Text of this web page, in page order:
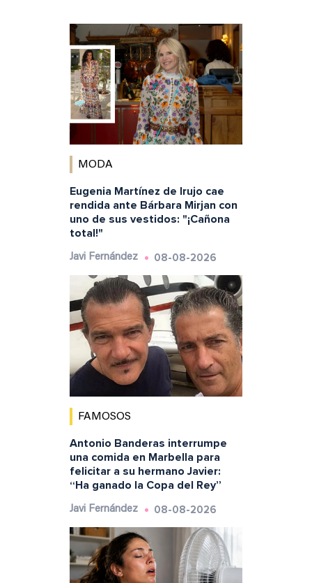
MODA
Eugenia Martínez de Irujo cae
rendida ante Bárbara Mirjan con
uno de sus vestidos: "¡Cañona
total!"
Javi Fernández 08-08-2026
FAMOSOS
Antonio Banderas interrumpe
una comida en Marbella para
felicitar a su hermano Javier:
“Ha ganado la Copa del Rey”
Javi Fernández 08-08-2026